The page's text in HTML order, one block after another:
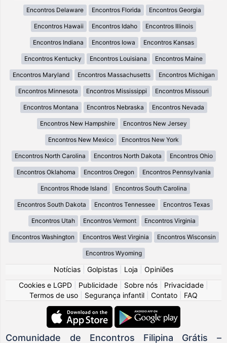
Encontros Delaware Encontros Florida Encontros Georgia
Encontros Hawaii Encontros Idaho Encontros Illinois
Encontros Indiana Encontros Iowa Encontros Kansas
Encontros Kentucky Encontros Louisiana Encontros Maine
Encontros Maryland Encontros Massachusetts Encontros Michigan
Encontros Minnesota Encontros Mississippi Encontros Missouri
Encontros Montana Encontros Nebraska Encontros Nevada
Encontros New Hampshire Encontros New Jersey
Encontros New Mexico Encontros New York
Encontros North Carolina Encontros North Dakota Encontros Ohio
Encontros Oklahoma Encontros Oregon Encontros Pennsylvania
Encontros Rhode Island Encontros South Carolina
Encontros South Dakota Encontros Tennessee Encontros Texas
Encontros Utah Encontros Vermont Encontros Virginia
Encontros Washington Encontros West Virginia Encontros Wisconsin
Encontros Wyoming
Notícias Golpistas Loja
Opiniões
Cookies e LGPD
Publicidade Sobre nós Privacidade
Termos de uso
Segurança infantil Contato FAQ
Comunidade de Encontros Filipina Grátis –